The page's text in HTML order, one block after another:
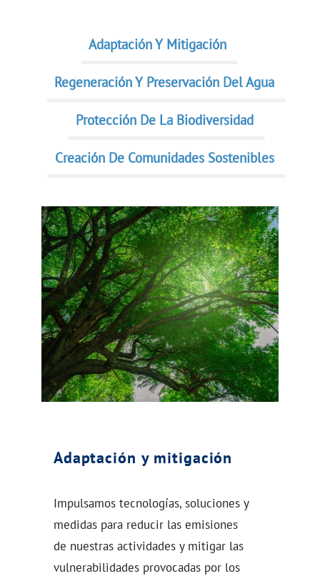
Adaptación Y Mitigación
Regeneración Y Preservación Del Agua
Protección De La Biodiversidad
Creación De Comunidades Sostenibles
Adaptación y mitigación
Impulsamos tecnologías, soluciones y
medidas para reducir las emisiones
de nuestras actividades y mitigar las
vulnerabilidades provocadas por los